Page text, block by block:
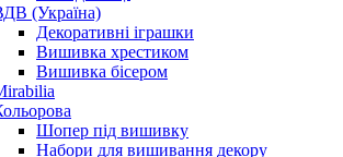
(Україна)
Декоративні іграшки
Вишивка хрестиком
Вишивка бісером
Шопер під вишивку
Набори для вишивання декору